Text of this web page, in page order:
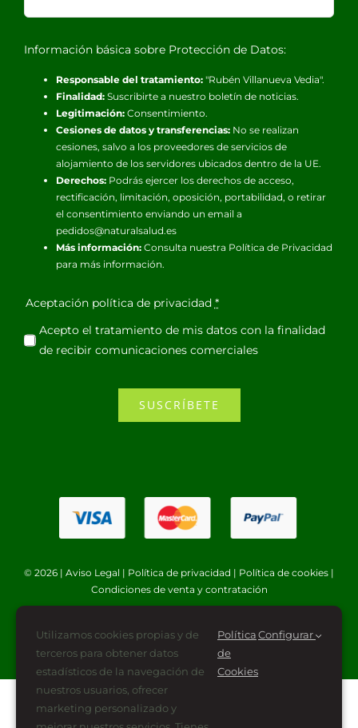
Información básica sobre Protección de Datos:
Responsable del tratamiento:"Rubén Villanueva Vedia".
Finalidad:Suscribirte a nuestro boletín de noticias.
Legitimación:Consentimiento.
Cesiones de datos y transferencias:No se realizan
cesiones, salvo a los proveedores de servicios de
alojamiento de los servidores ubicados dentro de la UE.
Derechos:Podrás ejercer los derechos de acceso,
rectificación, limitación, oposición, portabilidad, o retirar
el consentimiento enviando un email a
pedidos@naturalsalud.es
Más información:Consulta nuestra Política de Privacidad
para más información.
Aceptación política de privacidad *
Acepto el tratamiento de mis datos con la finalidad
de recibir comunicaciones comerciales
SUSCRÍBETE
© 2026 | Aviso Legal | Política de privacidad | Política de cookies |
Condiciones de venta y contratación
Utilizamos cookies propias y de
terceros para obtener datos
estadísticos de la navegación de
nuestros usuarios, ofrecer
marketing personalizado y
Política
de
Cookies
Configurar